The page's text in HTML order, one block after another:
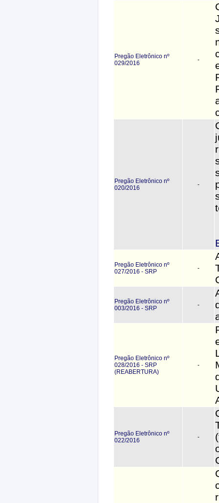
Pregão Eletrônico nº
029/2016
-
Pregão Eletrônico nº
020/2016
-
Pregão Eletrônico nº
027/2016 - SRP
-
Pregão Eletrônico nº
003/2016 - SRP
-
Pregão Eletrônico nº
028/2016 - SRP
(REABERTURA)
-
Pregão Eletrônico nº
022/2016
-